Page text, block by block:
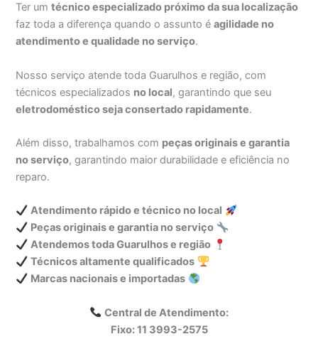
Ter umtécnico especializado próximo da sua localização
faz toda a diferença quando o assunto éagilidade no
atendimento e qualidade no serviço.
Nosso serviço atende toda Guarulhos e região, com
técnicos especializados no local, garantindo que seu
eletrodoméstico seja consertado rapidamente.
Além disso, trabalhamos com peças originais e garantia
no serviço, garantindo maior durabilidade e eficiência no
reparo.
Atendimento rápido e técnico no local
Peças originais e garantia no serviço
Atendemos toda Guarulhos e região
Técnicos altamente qualificados
Marcas nacionais e importadas
Central de Atendimento:
Fixo: 11 3993-2575